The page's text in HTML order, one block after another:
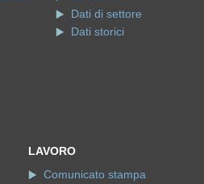
Dati di settore
Dati storici
LAVORO
Comunicato stampa